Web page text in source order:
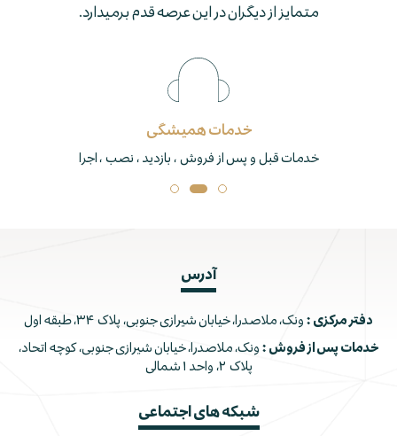
متمايز از ديگران در اين عرصه قدم برمي­دارد.
خدمات همیشگی
خدمات قبل و پس از فروش ، بازدید ، نصب ، اجرا
آدرس
دفتر مرکزی : ونک، ملاصدرا، خیابان شیرازی جنوبی، پلاک ۳۴، طبقه اول
خدمات پس از فروش : ونک، ملاصدرا، خیابان شیرازی جنوبی، کوچه اتحاد،
پلاک ۲، واحد ۱ شمالی
شبکه های اجتماعی